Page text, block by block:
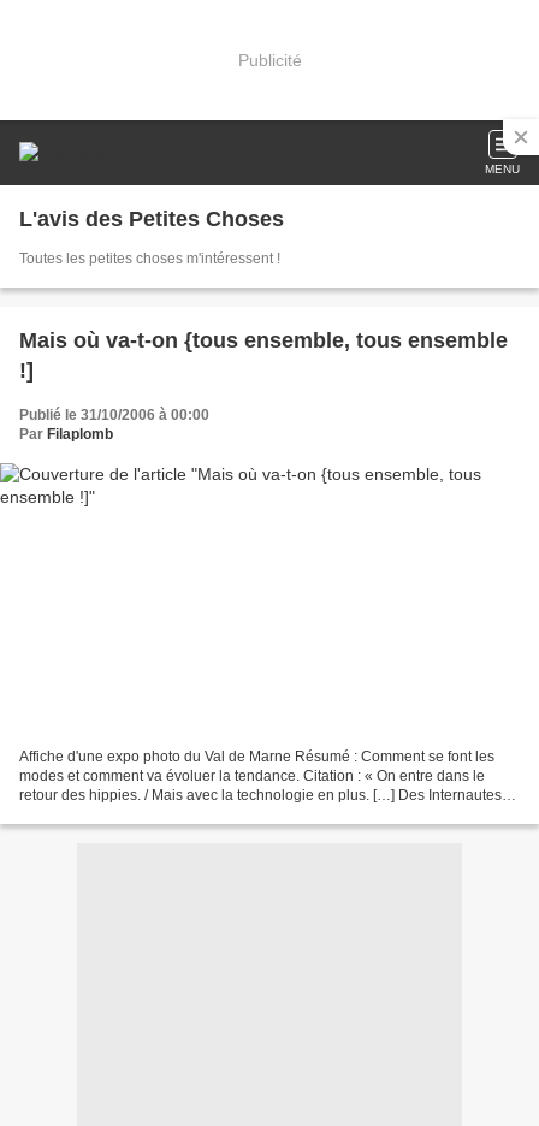
Publicité
MENU
L'avis des Petites Choses
Toutes les petites choses m'intéressent !
Mais où va-t-on {tous ensemble, tous ensemble
!]
Publié le 31/10/2006 à 00:00
Par Filaplomb
Affiche d'une expo photo du Val de Marne Résumé : Comment se font les
modes et comment va évoluer la tendance. Citation : « On entre dans le
retour des hippies. / Mais avec la technologie en plus. […] Des Internautes